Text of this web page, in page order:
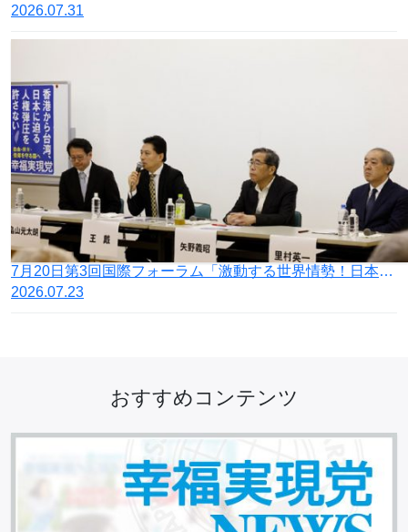
2026.07.31
7月20日第3回国際フォーラム「激動する世界情勢！日本の針路を問う」開催
2026.07.23
おすすめコンテンツ